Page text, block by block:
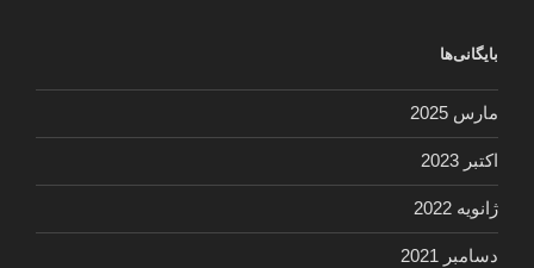
بایگانی‌ها
مارس 2025
اکتبر 2023
ژانویه 2022
دسامبر 2021